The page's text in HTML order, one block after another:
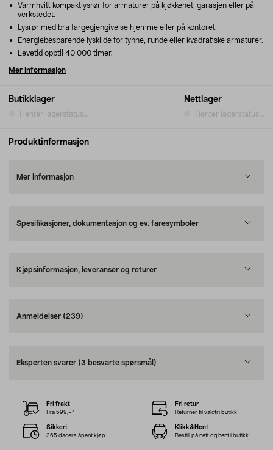
Butikklager
Henter lagerstatus...
Nettlager
Henter lagerstatus...
Varmhvitt kompaktlysrør for armaturer på kjøkkenet, garasjen eller på
verkstedet.
Lysrør med bra fargegjengivelse hjemme eller på kontoret.
Energiebesparende lyskilde for tynne, runde eller kvadratiske armaturer.
Levetid opptil 40 000 timer.
Mer informasjon
Produktinformasjon
Mer informasjon
Spesifikasjoner, dokumentasjon og ev. faresymboler
Kjøpsinformasjon, leveranser og returer
Anmeldelser (239)
Eksperten svarer (3 besvarte spørsmål)
Fri frakt
Fra 599,–*
Fri retur
Returner til valgfri butikk
Sikkert
365 dagers åpent kjøp
Klikk&Hent
Bestill på nett og hent i butikk